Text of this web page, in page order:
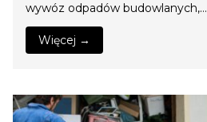
wywóz odpadów budowlanych,…
Więcej →